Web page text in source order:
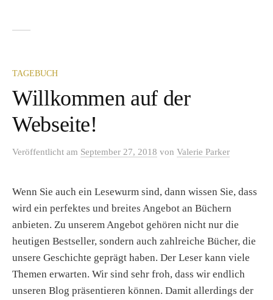
TAGEBUCH
Willkommen auf der
Webseite!
Veröffentlicht am September 27, 2018 von Valerie Parker
Wenn Sie auch ein Lesewurm sind, dann wissen Sie, dass
wird ein perfektes und breites Angebot an Büchern
anbieten. Zu unserem Angebot gehören nicht nur die
heutigen Bestseller, sondern auch zahlreiche Bücher, die
unsere Geschichte geprägt haben. Der Leser kann viele
Themen erwarten. Wir sind sehr froh, dass wir endlich
unseren Blog präsentieren können. Damit allerdings der